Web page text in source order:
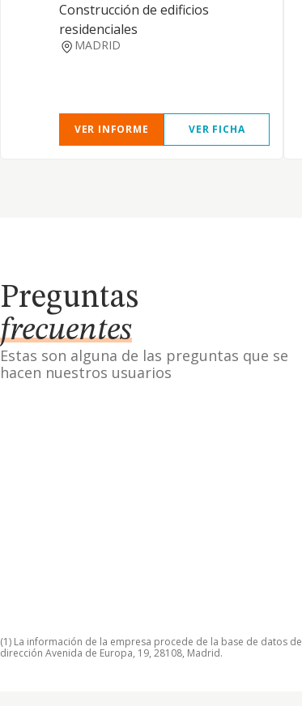
Construcción de edificios
residenciales
MADRID
VER INFORME VER FICHA
Preguntas
frecuentes
Estas son alguna de las preguntas que se
hacen nuestros usuarios
(1) La información de la empresa procede de la base de datos
dirección Avenida de Europa, 19, 28108, Madrid.